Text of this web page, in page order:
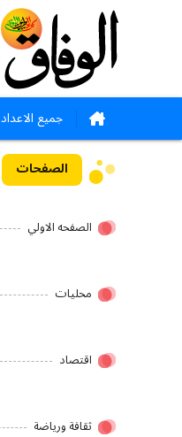
جميع الاعداد
الصفحات
الصفحه الاولي
محلیات
اقتصاد
ثقافة ورياضة